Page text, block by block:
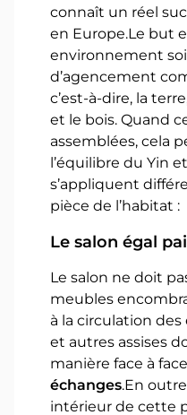
connaît un réel
en Europe.Le but
environnement
d’agencement
c’est-à-dire, la
et le bois. Quand
assemblées, cela
l’équilibre du Yin
s’appliquent
pièce de l’habitat :
Le salon égal
Le salon ne doit
meubles
à la circulation des
et autres assises
manière face à
échanges.En
intérieur de cette